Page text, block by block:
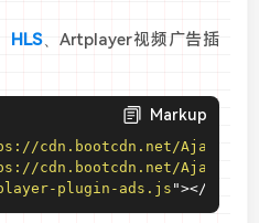
HLS、Artplayer视频广告插
Markup
cdn.bootcdn.net/Ajax/
cdn.bootcdn.net/Ajax/
plugin-ads.js "></